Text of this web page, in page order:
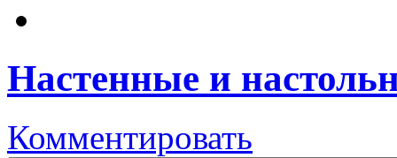
Настенные и
Комментировать